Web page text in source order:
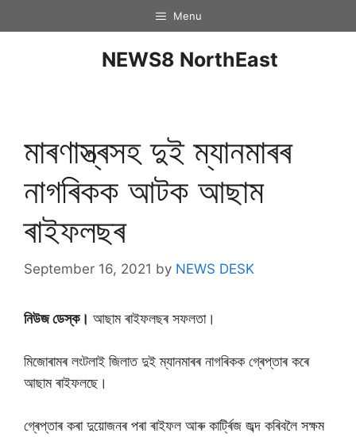
Menu
NEWS8 NorthEast
মাৰণাস্ত্ৰসহ দুই ম্যানমাৰৰ
নাগৰিকক আটক আছাম
ৰাইফলছৰ
September 16, 2021 by NEWS DESK
নিউজ ডেস্ক। আছাম ৰাইফলছৰ সফলতা।
মিজোৰামৰ লংটলাই জিলাত দুই ম্যানমাৰৰ নাগৰিকক গ্ৰেপ্তাৰ কৰে
আছাম ৰাইফলছে।
গ্ৰেপ্তাৰ কৰা দুয়োজনৰ পৰা ৰাইফল আৰু কাৰ্ট্ৰিজ জব্দ কৰিবলৈ সক্ষম